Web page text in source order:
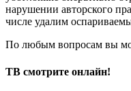
нарушении авторского
числе удалим
По любым вопросам вы
ТВ смотрите онлайн!